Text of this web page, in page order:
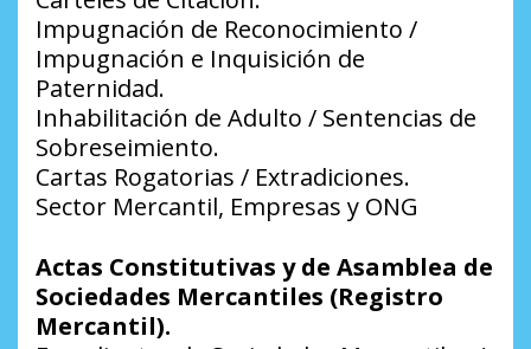
Impugnación de Reconocimiento /
Impugnación e Inquisición de
Paternidad.
Inhabilitación de Adulto / Sentencias de
Sobreseimiento.
Cartas Rogatorias / Extradiciones.
Sector Mercantil, Empresas y ONG
Actas Constitutivas y de Asamblea de
Sociedades Mercantiles (Registro
Mercantil).